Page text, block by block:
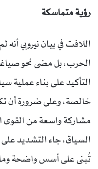
رؤية متماسكة
اللافت في بيان نيروبي
الحرب، بل مضى نحو
التأكيد على بناء عملية
خالصة، وعلى ضرورة أن
مشاركة واسعة من القوى
السياق، جاء التشديد
تُبنى على أسس واضحة